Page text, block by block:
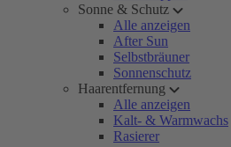
Sonne & Schutz
Alle anzeigen
After Sun
Selbstbräuner
Sonnenschutz
Haarentfernung
Alle anzeigen
Kalt- & Warmwachs
Rasierer